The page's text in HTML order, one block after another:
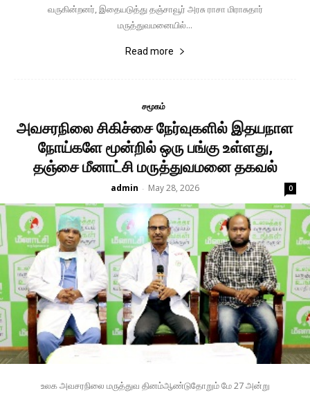
வருகின்றனர், இதையடுத்து தஞ்சாவூர் அரசு ராசா மிராசுதார்
மருத்துவமனையில்...
Read more
சமூகம்
அவசரநிலை சிகிச்சை நேர்வுகளில் இதயநாள
நோய்களே மூன்றில் ஒரு பங்கு உள்ளது,
தஞ்சை மீனாட்சி மருத்துவமனை தகவல்
admin - May 28, 2026 0
உலக அவசரநிலை மருத்துவ தினம்ஆண்டுதோறும் மே 27 அன்று